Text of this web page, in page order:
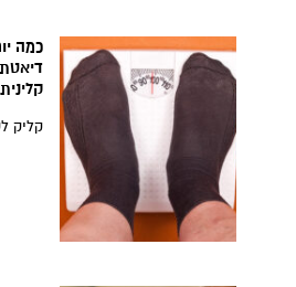
כמה
קליק